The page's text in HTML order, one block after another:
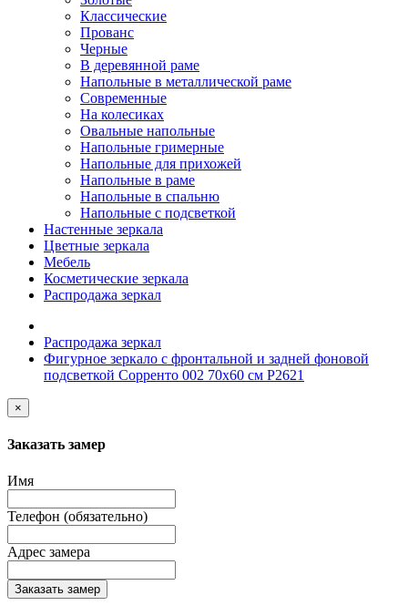
Классические
Прованс
Черные
В деревянной раме
Напольные в металлической раме
Современные
На колесиках
Овальные напольные
Напольные гримерные
Напольные для прихожей
Напольные в раме
Напольные в спальню
Напольные с подсветкой
Настенные зеркала
Цветные зеркала
Мебель
Косметические зеркала
Распродажа зеркал
Распродажа зеркал
Фигурное зеркало с фронтальной и задней фоновой
подсветкой Сорренто 002 70х60 см Р2621
×
Заказать замер
Имя
Телефон (обязательно)
Адрес замера
Заказать замер